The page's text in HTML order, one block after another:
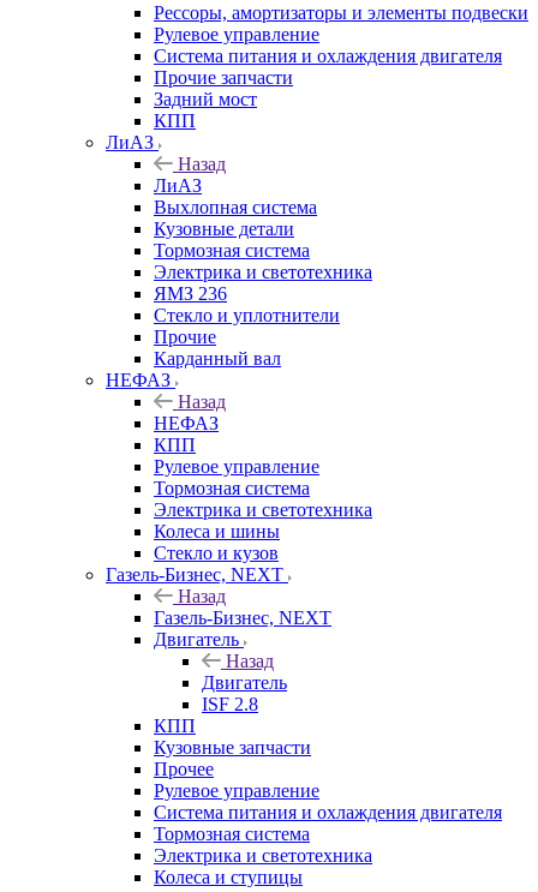
Рессоры, амортизаторы и элементы подвески
Рулевое управление
Система питания и охлаждения двигателя
Прочие запчасти
Задний мост
КПП
ЛиАЗ
Назад
ЛиАЗ
Выхлопная система
Кузовные детали
Тормозная система
Электрика и светотехника
ЯМЗ 236
Стекло и уплотнители
Прочие
Карданный вал
НЕФАЗ
Назад
НЕФАЗ
КПП
Рулевое управление
Тормозная система
Электрика и светотехника
Колеса и шины
Стекло и кузов
Газель-Бизнес, NEXT
Назад
Газель-Бизнес, NEXT
Двигатель
Назад
Двигатель
ISF 2.8
КПП
Кузовные запчасти
Прочее
Рулевое управление
Система питания и охлаждения двигателя
Тормозная система
Электрика и светотехника
Колеса и ступицы